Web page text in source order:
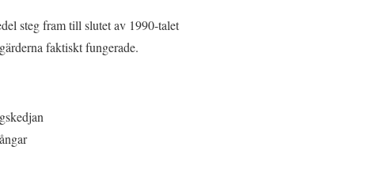
steg fram till slutet av 1990-talet
faktiskt fungerade.